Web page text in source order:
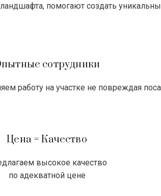
помогают создать
сотрудники
работу на участке не повреждая
Цена = Качество
высокое качество
по адекватной цене